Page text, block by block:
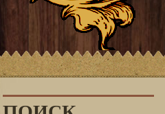
ПОИСК